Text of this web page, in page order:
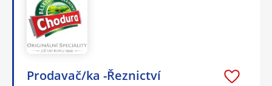
Prodavač/ka -Řeznictví